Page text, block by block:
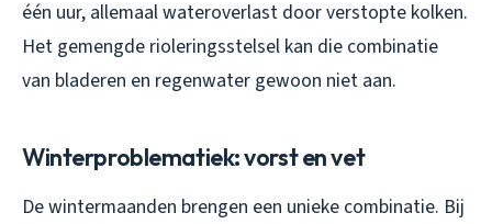
één uur, allemaal wateroverlast door verstopte kolken.
Het gemengde rioleringsstelsel kan die combinatie
van bladeren en regenwater gewoon niet aan.
Winterproblematiek: vorst en vet
De wintermaanden brengen een unieke combinatie. Bij